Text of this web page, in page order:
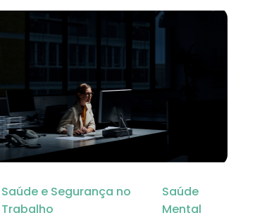
Saúde e Segurança no
Trabalho
Saúde
Mental